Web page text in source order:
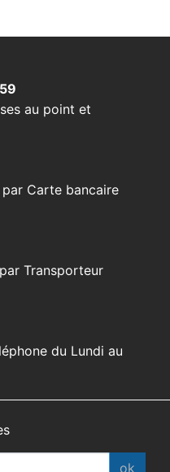
au point et
Carte bancaire
Transporteur
du Lundi au
ok